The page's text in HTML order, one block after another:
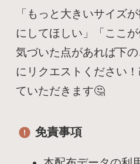
「もっと大きいサイズ
にしてほしい」「ここが
気づいた点があれば下
にリクエストください
ていただきます🤔
免責事項